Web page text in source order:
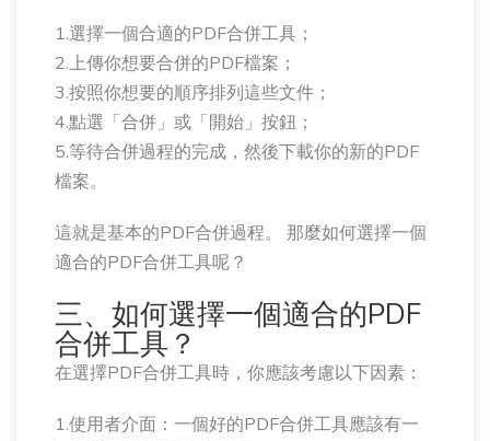
1.選擇一個合適的PDF合併工具；
2.上傳你想要合併的PDF檔案；
3.按照你想要的順序排列這些文件；
4.點選「合併」或「開始」按鈕；
5.等待合併過程的完成，然後下載你的新的PDF
檔案。
這就是基本的PDF合併過程。 那麼如何選擇一個
適合的PDF合併工具呢？
三、如何選擇一個適合的PDF
合併工具？
在選擇PDF合併工具時，你應該考慮以下因素：
1.使用者介面：一個好的PDF合併工具應該有一